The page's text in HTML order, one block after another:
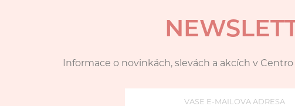
Informace o novinkách, slevách a akcích v